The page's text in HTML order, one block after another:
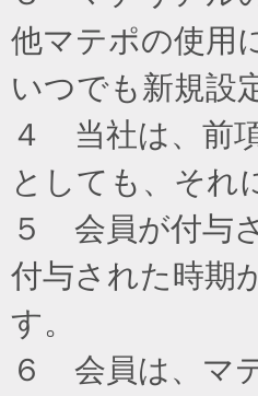
他マテポの使用
いつでも新規設
４ 当社は、前
としても、それ
５ 会員が付与
付与された時期
す。
６ 会員は、マ